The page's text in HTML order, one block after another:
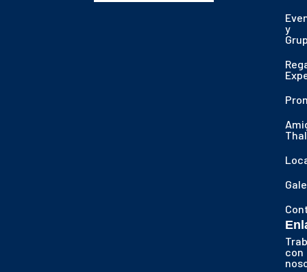
y
con